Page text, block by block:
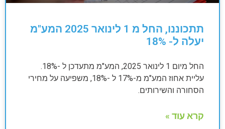
תתכוננו, החל מ 1 לינואר 2025 המע"מ
יעלה ל- 18%
החל מיום 1 לינואר 2025, המע"מ מתעדכן ל -18%.
עליית אחוז המע"מ מ-17% ל -18%, משפיעה על מחירי
הסחורה והשירותים.
קרא עוד »